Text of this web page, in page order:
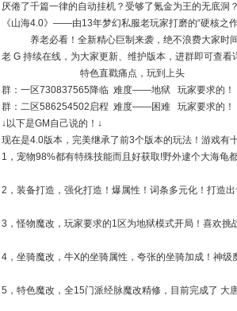
厌倦了千篇一律的自动挂机？受够了氪金为王的无底洞？
《山海4.0》——由13年梦幻私服老玩家打磨的“硬核之
养老必看！全新精心巨制来袭，绝不浪费大家时间
老 G 持续在线，为大家更新、维护版本，进群即可查看
特色直戳痛点，玩到上头
群：一区730837565降临 难度——地狱 玩家要求的！
群：二区586254502启程 难度——困难 玩家要求的！
↓以下是GM自己说的！↓
现在是4.0版本，完美继承了前3个版本的玩法！游戏有
1，宠物98%都有特殊技能而且好获取!野外逮个大海龟
2，装备打造，强化打造！爆属性！词条多元化！打造
3，怪物魔改，玩家要求的1区为地狱模式开局！喜欢挑
4，坐骑魔改，牛X的坐骑属性，夸张的坐骑加成！神级
5，特色魔改，全15门派经脉魔改精修，目前完成了 大